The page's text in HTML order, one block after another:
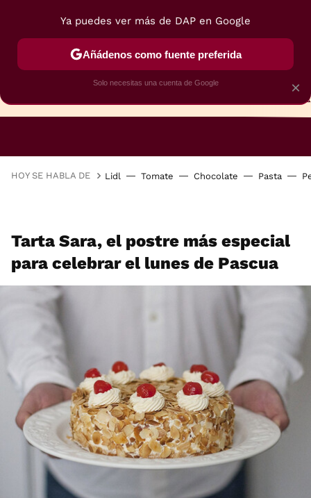
HOY SE HABLA DE Lidl Tomate Chocolate Pasta
Tarta Sara, el postre más especial
para celebrar el lunes de Pascua
×
Ya puedes ver más de DAP en Google
Añádenos como fuente preferida
Solo necesitas una cuenta de Google